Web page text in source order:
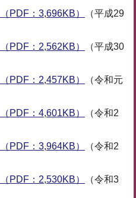
PDF：3,696KB）
（平成29
PDF：2,562KB）
（平成30
PDF：2,457KB）
（令和元
PDF：4,601KB）
（令和2
PDF：3,964KB）
（令和2
PDF：2,530KB）
（令和3